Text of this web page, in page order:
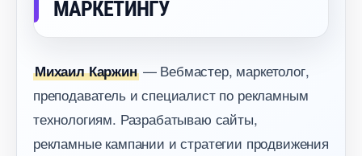
МАРКЕТИНГУ
Михаил Каржин— Вебмастер, маркетолог,
преподаватель и специалист по рекламным
технологиям. Разрабатываю сайты,
рекламные кампании и стратегии продвижения